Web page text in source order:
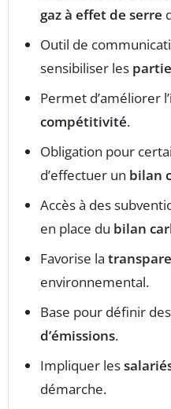
gaz à effet de serre
Outil de
sensibiliser les
Permet d’améliorer l’
compétitivité.
Obligation pour
d’effectuer un bilan
Accès à des
en place du bilan
Favorise la
environnemental.
Base pour définir
d’émissions.
Impliquer les
démarche.